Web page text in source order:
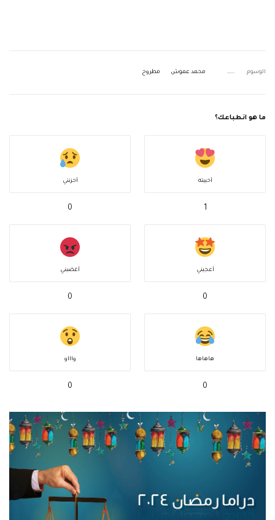
الوسوم محمد عموش مطروح
ما هو انطباعك؟
أحببته
1
أحزنني
0
أعجبني
0
أغضبني
0
هاهاها
0
واااو
0